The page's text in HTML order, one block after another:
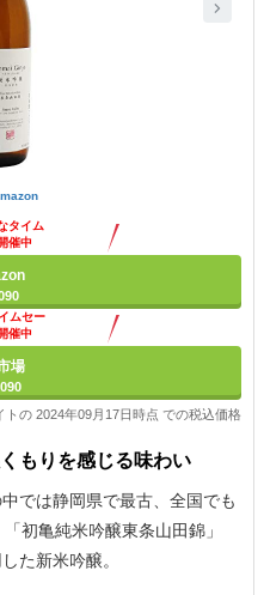
タイム
催中
ムセー
催中
場
の 2024年09月17日時点 での税込価格
もりを感じる味わい
では静岡県で最古、全国でも
初亀純米吟醸東条山田錦」
た新米吟醸。